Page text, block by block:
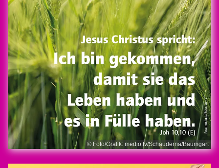
© Foto/Grafik: medio.tv/Schauderna/Baumgart